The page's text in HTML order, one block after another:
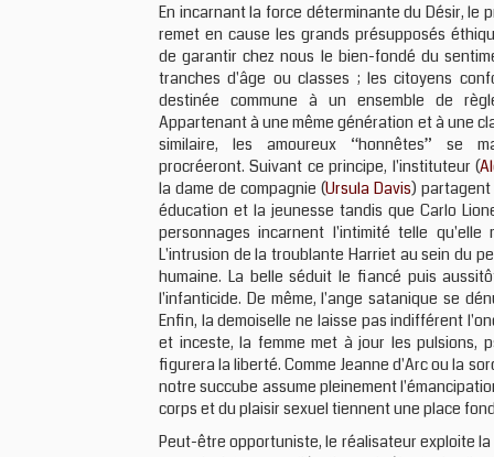
En incarnant la force déterminante du Désir, le
remet en cause les grands présupposés
de garantir chez nous le bien-fondé du
tranches d'âge ou classes ; les citoyens
destinée commune à un ensemble de
Appartenant à une même génération et à une
similaire, les amoureux “honnêtes” se
procréeront. Suivant ce principe, l'instituteur (
la dame de compagnie (Ursula Davis)
éducation et la jeunesse tandis que Carlo
personnages incarnent l'intimité telle
L'intrusion de la troublante Harriet au sein du
humaine. La belle séduit le fiancé puis
l'infanticide. De même, l'ange satanique se
Enfin, la demoiselle ne laisse pas indifférent
et inceste, la femme met à jour les pulsions,
figurera la liberté. Comme Jeanne d'Arc ou la
notre succube assume pleinement
corps et du plaisir sexuel tiennent une place
Peut-être opportuniste, le réalisateur exploite